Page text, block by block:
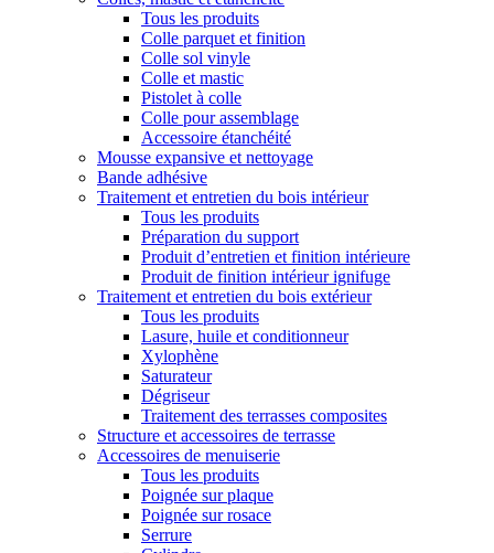
Tous les produits
Colle parquet et finition
Colle sol vinyle
Colle et mastic
Pistolet à colle
Colle pour assemblage
Accessoire étanchéité
Mousse expansive et nettoyage
Bande adhésive
Traitement et entretien du bois intérieur
Tous les produits
Préparation du support
Produit d’entretien et finition intérieure
Produit de finition intérieur ignifuge
Traitement et entretien du bois extérieur
Tous les produits
Lasure, huile et conditionneur
Xylophène
Saturateur
Dégriseur
Traitement des terrasses composites
Structure et accessoires de terrasse
Accessoires de menuiserie
Tous les produits
Poignée sur plaque
Poignée sur rosace
Serrure